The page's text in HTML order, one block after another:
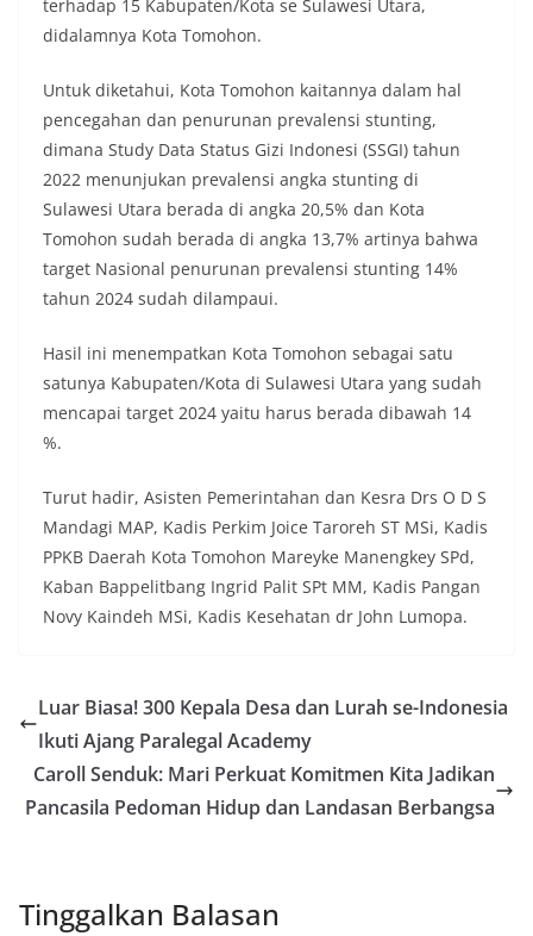
terhadap 15 Kabupaten/Kota se Sulawesi Utara,
didalamnya Kota Tomohon.
Untuk diketahui, Kota Tomohon kaitannya dalam hal
pencegahan dan penurunan prevalensi stunting,
dimana Study Data Status Gizi Indonesi (SSGI) tahun
2022 menunjukan prevalensi angka stunting di
Sulawesi Utara berada di angka 20,5% dan Kota
Tomohon sudah berada di angka 13,7% artinya bahwa
target Nasional penurunan prevalensi stunting 14%
tahun 2024 sudah dilampaui.
Hasil ini menempatkan Kota Tomohon sebagai satu
satunya Kabupaten/Kota di Sulawesi Utara yang sudah
mencapai target 2024 yaitu harus berada dibawah 14
%.
Turut hadir, Asisten Pemerintahan dan Kesra Drs O D S
Mandagi MAP, Kadis Perkim Joice Taroreh ST MSi, Kadis
PPKB Daerah Kota Tomohon Mareyke Manengkey SPd,
Kaban Bappelitbang Ingrid Palit SPt MM, Kadis Pangan
Novy Kaindeh MSi, Kadis Kesehatan dr John Lumopa.
Luar Biasa! 300 Kepala Desa dan Lurah se-Indonesia
Ikuti Ajang Paralegal Academy
Caroll Senduk: Mari Perkuat Komitmen Kita Jadikan
Pancasila Pedoman Hidup dan Landasan Berbangsa
Tinggalkan Balasan